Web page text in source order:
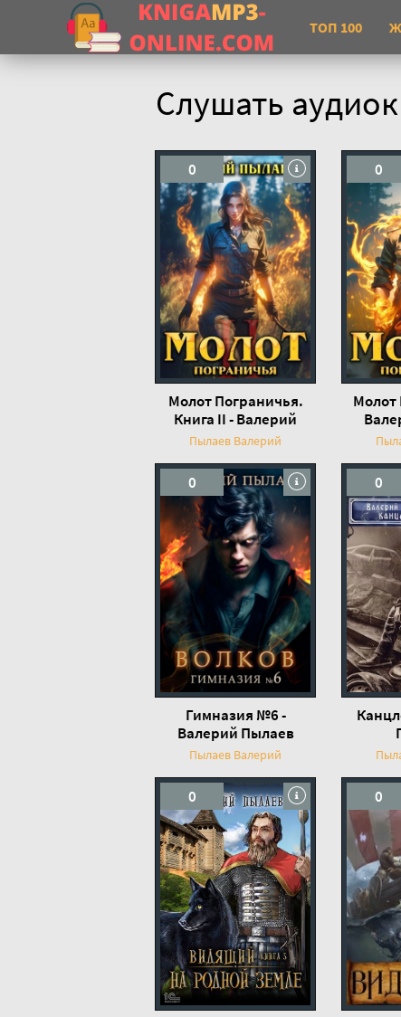
ТОП 100
Слушать
0
Молот Пограничья.
Книга II - Валерий
Пылаев
Пылаев Валерий
0
Молот
0
Гимназия №6 -
Валерий Пылаев
Пылаев Валерий
0
0 0